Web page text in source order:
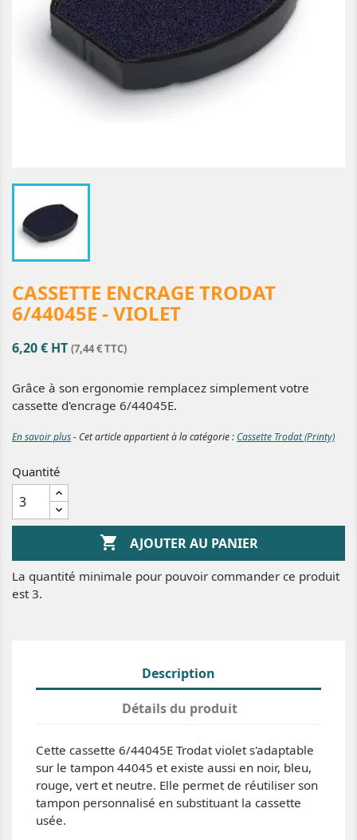
CASSETTE ENCRAGE TRODAT
6/44045E - VIOLET
6,20 € HT (7,44 € TTC)
Grâce à son ergonomie remplacez simplement votre
cassette d'encrage 6/44045E.
En savoir plus- Cet article appartient à la catégorie :Cassette Trodat (Printy)
Quantité
 AJOUTER AU PANIER
La quantité minimale pour pouvoir commander ce produit
est 3.
Description
Détails du produit
Cette cassette 6/44045E Trodat violet s'adaptable
sur le tampon 44045 et existe aussi en noir, bleu,
rouge, vert et neutre. Elle permet de réutiliser son
tampon personnalisé en substituant la cassette
usée.